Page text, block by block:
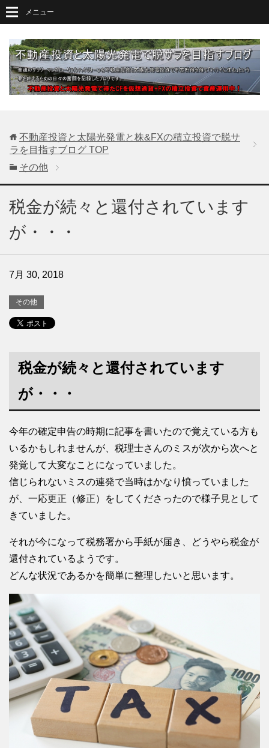
メニュー
不動産投資と太陽光発電と株&FXの積立投資で脱サ
ラを目指すブログ TOP
その他
税金が続々と還付されています
が・・・
7月 30, 2018
その他
税金が続々と還付されています
が・・・
今年の確定申告の時期に記事を書いたので覚えている方も
いるかもしれませんが、税理士さんのミスが次から次へと
発覚して大変なことになっていました。
信じられないミスの連発で当時はかなり憤っていました
が、一応更正（修正）をしてくださったので様子見として
きていました。
それが今になって税務署から手紙が届き、どうやら税金が
還付されているようです。
どんな状況であるかを簡単に整理したいと思います。